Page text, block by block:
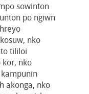
sowinton
po ngiwn
nko
tililoi
kor, nko
akonga, nko